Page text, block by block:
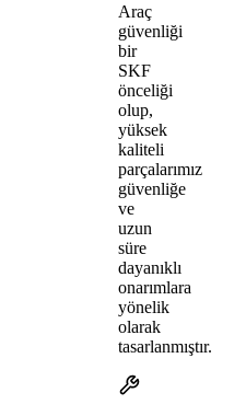
Araç
güvenliği
bir
SKF
önceliği
olup,
yüksek
kaliteli
parçalarımız
güvenliğe
ve
uzun
süre
dayanıklı
onarımlara
yönelik
olarak
tasarlanmıştır.